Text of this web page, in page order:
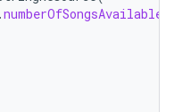
.numberOfSongsAvailable